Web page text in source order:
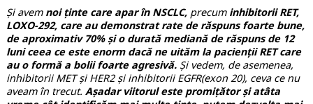
Și avemnoi ținte care apar în NSCLC, precum inhibitorii RET,
LOXO-292, care au demonstrat rate de răspuns foarte bune,
de aproximativ 70% și o durată mediană de răspuns de 12
luni ceea ce este enorm dacă ne uităm la pacienții RET care
au o formă a bolii foarte agresivă. Și vedem, de asemenea,
inhibitorii MET și HER2 și inhibitorii EGFR(exon 20), ceva ce nu
aveam în trecut. Așadar viitorul este promițător și atâta